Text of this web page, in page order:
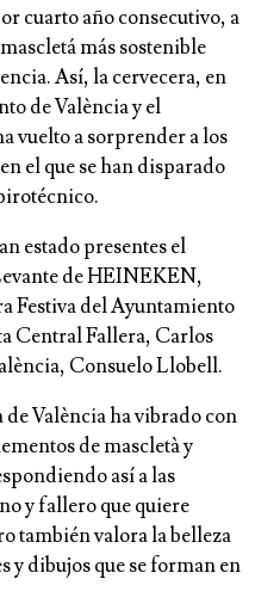
cuarto año consecutivo, a
más sostenible
Así, la cervecera, en
de València y el
vuelto a sorprender a los
el que se han disparado
estado presentes el
de HEINEKEN,
Festiva del Ayuntamiento
Central Fallera, Carlos
Consuelo Llobell.
València ha vibrado con
de mascletà y
así a las
y fallero que quiere
también valora la belleza
y dibujos que se forman en